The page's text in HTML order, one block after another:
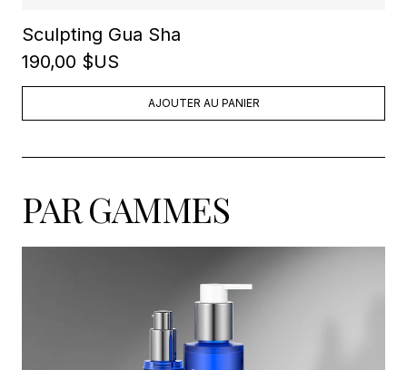
Sculpting Gua Sha
190,00 $US
AJOUTER AU PANIER
PAR GAMMES